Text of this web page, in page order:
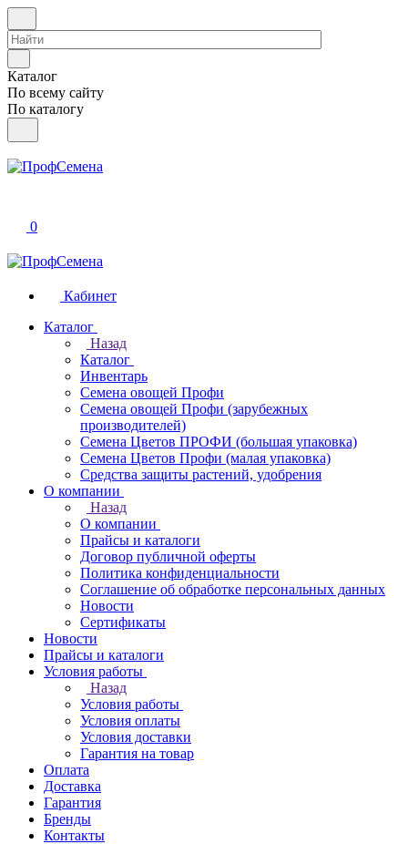
Каталог
По всему сайту
По каталогу
0
Кабинет
Каталог
Назад
Каталог
Инвентарь
Семена овощей Профи
Семена овощей Профи (зарубежных
производителей)
Семена Цветов ПРОФИ (большая упаковка)
Семена Цветов Профи (малая упаковка)
Средства защиты растений, удобрения
О компании
Назад
О компании
Прайсы и каталоги
Договор публичной оферты
Политика конфиденциальности
Соглашение об обработке персональных данных
Новости
Сертификаты
Новости
Прайсы и каталоги
Условия работы
Назад
Условия работы
Условия оплаты
Условия доставки
Гарантия на товар
Оплата
Доставка
Гарантия
Бренды
Контакты